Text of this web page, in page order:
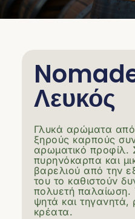
Λευκός
Γλυκά αρώματα από
ξηρούς καρπούς
αρωματικό προφίλ.
πυρηνόκαρπα και
βαρελιού από την
του το καθιστούν
πολυετή παλαίωση.
ψητά και τηγανητά,
κρέατα.